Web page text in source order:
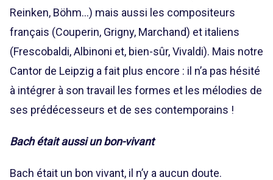
Reinken, Böhm…) mais aussi les compositeurs
français (Couperin, Grigny, Marchand) et italiens
(Frescobaldi, Albinoni et, bien-sûr, Vivaldi). Mais notre
Cantor de Leipzig a fait plus encore : il n’a pas hésité
à intégrer à son travail les formes et les mélodies de
ses prédécesseurs et de ses contemporains !
Bach était aussi un bon-vivant
Bach était un bon vivant, il n’y a aucun doute.